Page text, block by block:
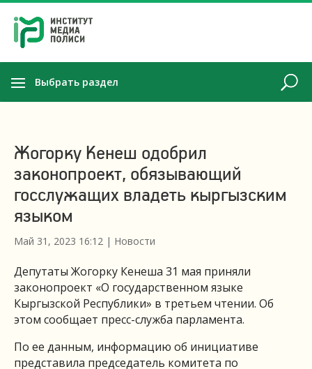
Выбрать раздел
Жогорку Кенеш одобрил
законопроект, обязывающий
госслужащих владеть кыргызским
языком
Май 31, 2023 16:12 | Новости
Депутаты Жогорку Кенеша 31 мая приняли
законопроект «О государственном языке
Кыргызской Республики» в третьем чтении. Об
этом сообщает пресс-служба парламента.
По ее данным, информацию об инициативе
представила председатель комитета по